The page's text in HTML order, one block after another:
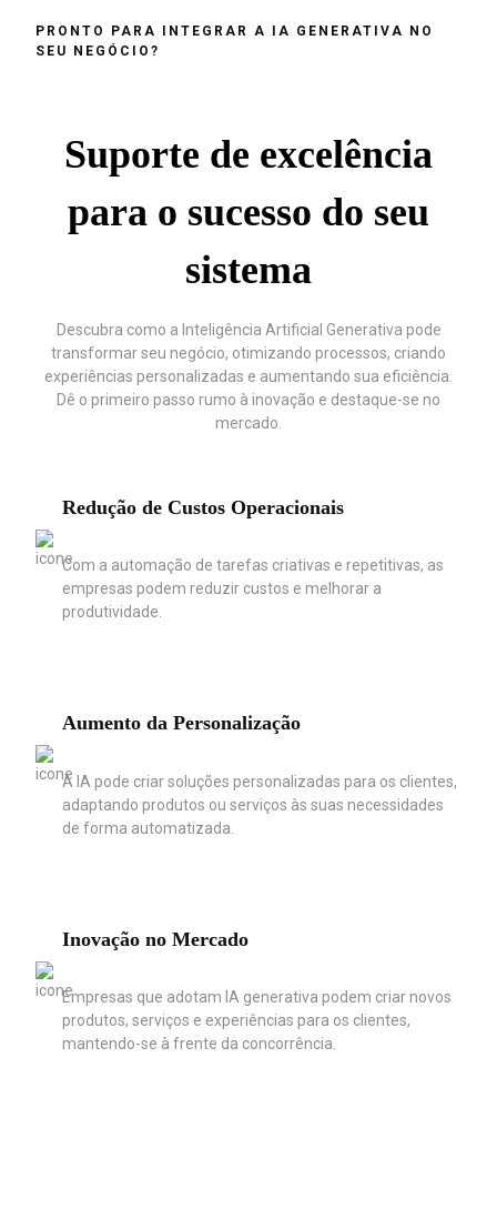
PRONTO PARA INTEGRAR A IA GENERATIVA NO
SEU NEGÓCIO?
Suporte de excelência
para o sucesso do seu
sistema
Descubra como a Inteligência Artificial Generativa pode
transformar seu negócio, otimizando processos, criando
experiências personalizadas e aumentando sua eficiência.
Dê o primeiro passo rumo à inovação e destaque-se no
mercado.
Redução de Custos Operacionais
Com a automação de tarefas criativas e repetitivas, as
empresas podem reduzir custos e melhorar a
produtividade.
Aumento da Personalização
A IA pode criar soluções personalizadas para os clientes,
adaptando produtos ou serviços às suas necessidades
de forma automatizada.
Inovação no Mercado
Empresas que adotam IA generativa podem criar novos
produtos, serviços e experiências para os clientes,
mantendo-se à frente da concorrência.